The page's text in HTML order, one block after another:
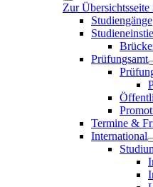
Zur Übersichtsseite
Studiengänge
Prüfungsamt
Termine &
International